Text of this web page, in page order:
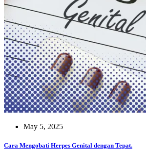
May 5, 2025
Cara Mengobati Herpes Genital dengan Tepat.